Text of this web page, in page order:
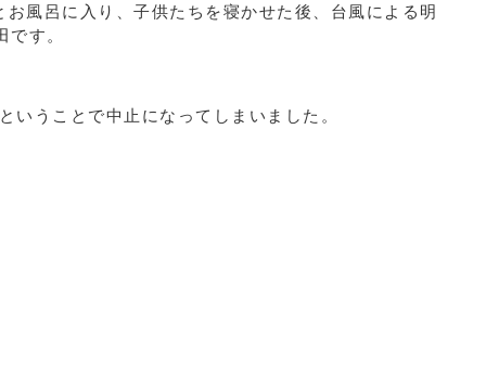
風呂に入り、子供たちを寝かせた後、台風による明
す。
うことで中止になってしまいました。